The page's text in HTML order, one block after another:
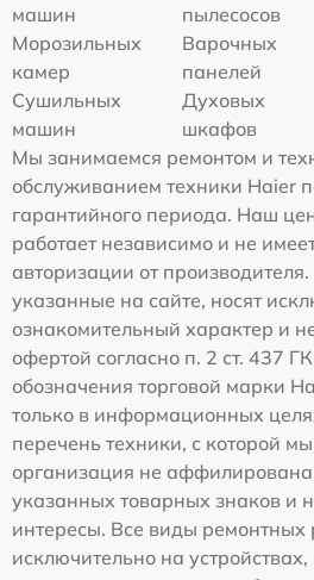
машин
пылесосов
Морозильных
камер
Варочных
панелей
Сушильных
машин
Духовых
шкафов
Мы занимаемся ремонтом и
обслуживанием техники Haier
гарантийного периода. Наш
работает независимо и не
авторизации от
указанные на сайте, носят
ознакомительный характер и
офертой согласно п. 2 ст. 437
обозначения торговой марки
только в информационных
перечень техники, с которой
организация не
указанных товарных знаков и
интересы. Все виды ремонтных
исключительно на